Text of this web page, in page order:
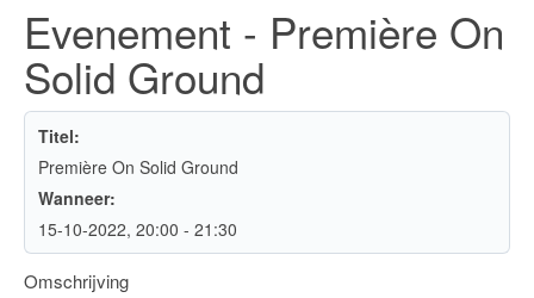
Evenement - Première On
Solid Ground
Titel:
Première On Solid Ground
Wanneer:
15-10-2022, 20:00 - 21:30
Omschrijving